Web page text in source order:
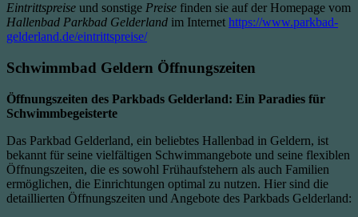
Eintrittspreise und sonstige Preise finden sie auf der Homepage vom
Hallenbad Parkbad Gelderland im Internet https://www.parkbad-
gelderland.de/eintrittspreise/
Schwimmbad Geldern Öffnungszeiten
Öffnungszeiten des Parkbads Gelderland: Ein Paradies für
Schwimmbegeisterte
Das Parkbad Gelderland, ein beliebtes Hallenbad in Geldern, ist
bekannt für seine vielfältigen Schwimmangebote und seine flexiblen
Öffnungszeiten, die es sowohl Frühaufstehern als auch Familien
ermöglichen, die Einrichtungen optimal zu nutzen. Hier sind die
detaillierten Öffnungszeiten und Angebote des Parkbads Gelderland: